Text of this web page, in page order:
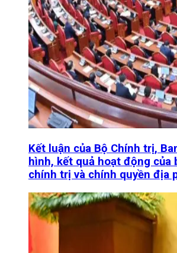
Kết luận của Bộ Chính trị,
hình, kết quả hoạt động của
chính trị và chính quyền địa